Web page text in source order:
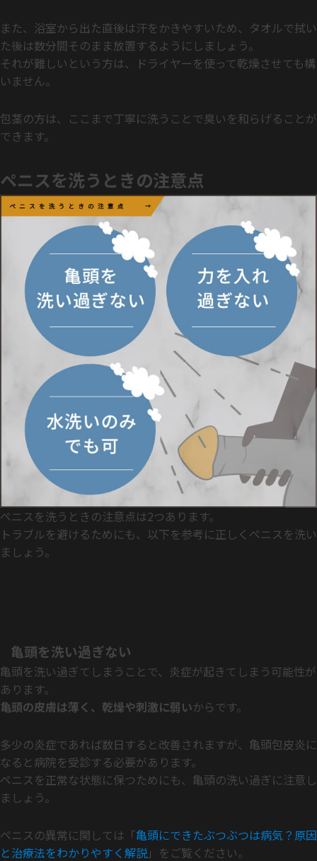
また、浴室から出た直後は汗をかきやすいため、タオルで拭い
た後は数分間そのまま放置するようにしましょう。
それが難しいという方は、ドライヤーを使って乾燥させても構
いません。
包茎の方は、ここまで丁寧に洗うことで臭いを和らげることが
できます。
ペニスを洗うときの注意点
ペニスを洗うときの注意点は2つあります。
トラブルを避けるためにも、以下を参考に正しくペニスを洗い
ましょう。
亀頭を洗い過ぎない
亀頭を洗い過ぎてしまうことで、炎症が起きてしまう可能性が
あります。
亀頭の皮膚は薄く、乾燥や刺激に弱いからです。
多少の炎症であれば数日すると改善されますが、亀頭包皮炎に
なると病院を受診する必要があります。
ペニスを正常な状態に保つためにも、亀頭の洗い過ぎに注意し
ましょう。
ペニスの異常に関しては「亀頭にできたぶつぶつは病気？原因
と治療法をわかりやすく解説」をご覧ください。